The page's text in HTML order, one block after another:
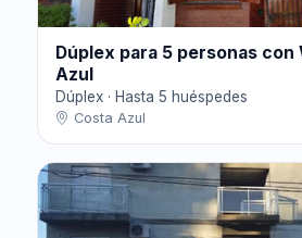
Dúplex para 5 personas con
Azul
Dúplex · Hasta 5 huéspedes
Costa Azul